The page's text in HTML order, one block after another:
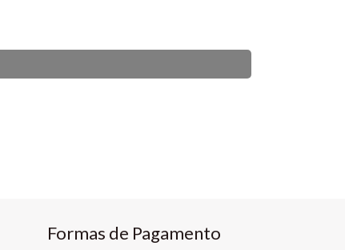
Formas de Pagamento